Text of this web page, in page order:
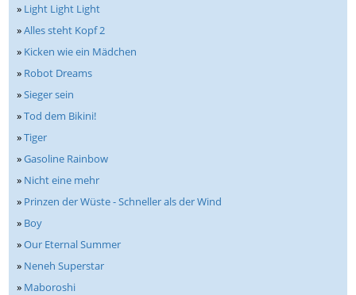
» Light Light Light
»Alles steht Kopf 2
» Kicken wie ein Mädchen
» Robot Dreams
»Sieger sein
»Tod dem Bikini!
»Tiger
»Gasoline Rainbow
» Nicht eine mehr
» Prinzen der Wüste - Schneller als der Wind
» Boy
»Our Eternal Summer
» Neneh Superstar
» Maboroshi